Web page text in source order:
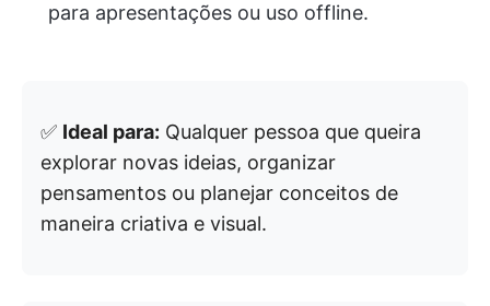
para apresentações ou uso offline.
✅ Ideal para: Qualquer pessoa que queira
explorar novas ideias, organizar
pensamentos ou planejar conceitos de
maneira criativa e visual.